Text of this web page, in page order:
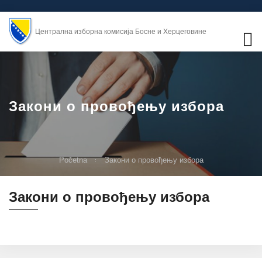
Централна изборна комисија Босне и Херцеговине
Закони о провођењу избора
Početna Закони о провођењу избора
Закони о провођењу избора